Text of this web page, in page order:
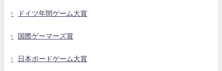
ドイツ年間ゲーム大賞
国際ゲーマーズ賞
日本ボードゲーム大賞